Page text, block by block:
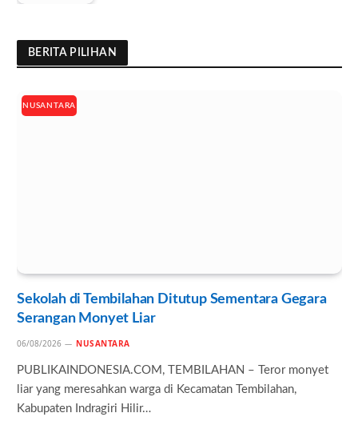
BERITA PILIHAN
NUSANTARA
Sekolah di Tembilahan Ditutup Sementara Gegara
Serangan Monyet Liar
06/08/2026 NUSANTARA
PUBLIKAINDONESIA.COM, TEMBILAHAN – Teror monyet
liar yang meresahkan warga di Kecamatan Tembilahan,
Kabupaten Indragiri Hilir…